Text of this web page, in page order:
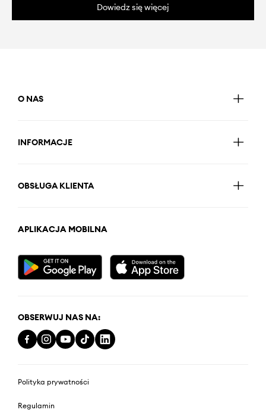
Dowiedz się więcej
O NAS
INFORMACJE
OBSŁUGA KLIENTA
APLIKACJA MOBILNA
OBSERWUJ NAS NA:
Polityka prywatności
Regulamin